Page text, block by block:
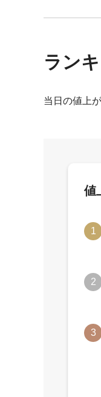
ラン
当日の値上